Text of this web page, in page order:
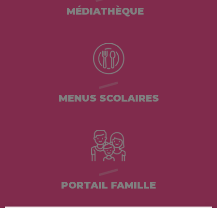
MÉDIATHÈQUE
MENUS SCOLAIRES
PORTAIL FAMILLE